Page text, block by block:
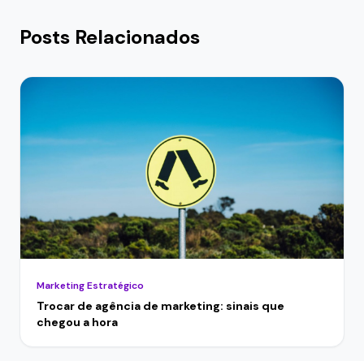
Posts Relacionados
Marketing Estratégico
Trocar de agência de marketing: sinais que
chegou a hora